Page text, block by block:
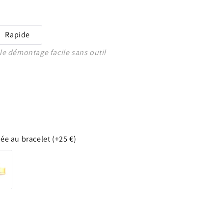
Rapide
démontage facile sans outil
au bracelet (+25 €)